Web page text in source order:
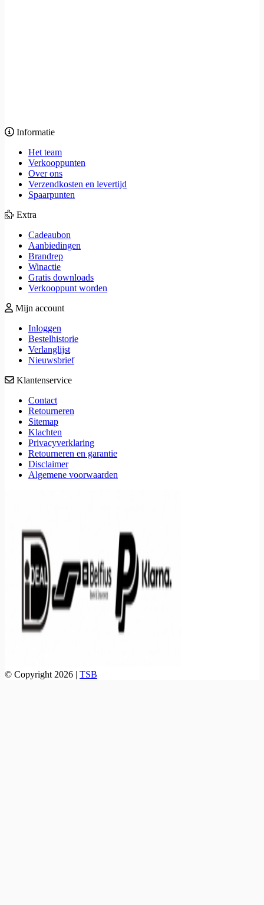
Informatie
Het team
Verkooppunten
Over ons
Verzendkosten en levertijd
Spaarpunten
Extra
Cadeaubon
Aanbiedingen
Brandrep
Winactie
Gratis downloads
Verkooppunt worden
Mijn account
Inloggen
Bestelhistorie
Verlanglijst
Nieuwsbrief
Klantenservice
Contact
Retourneren
Sitemap
Klachten
Privacyverklaring
Retourneren en garantie
Disclaimer
Algemene voorwaarden
© Copyright 2026 | TSB